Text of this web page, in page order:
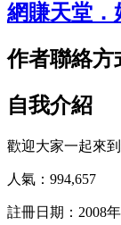
網賺天堂．
作者聯絡方
自我介紹
歡迎大家一起來
人氣： 994,657
註冊日期： 2008